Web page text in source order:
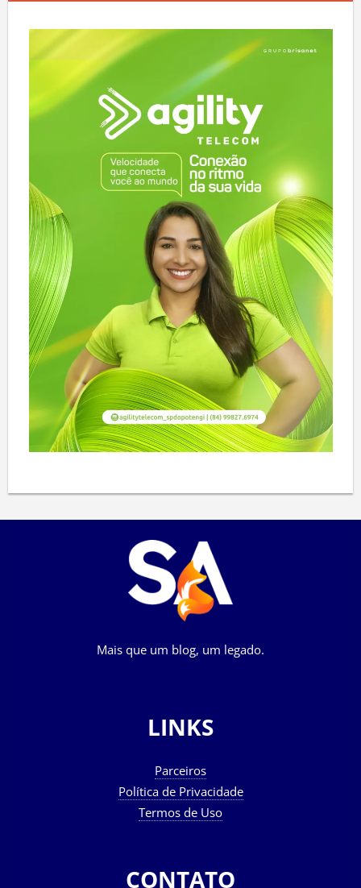
Mais que um blog, um legado.
LINKS
Parceiros
Política de Privacidade
Termos de Uso
CONTATO